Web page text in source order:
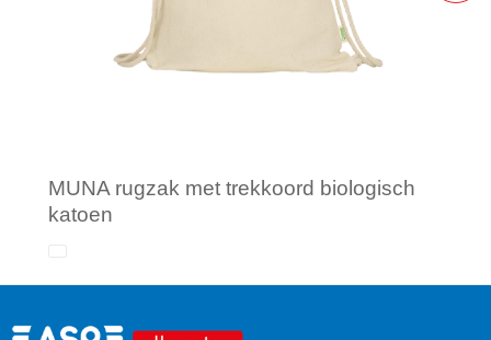
MUNA rugzak met trekkoord biologisch
katoen